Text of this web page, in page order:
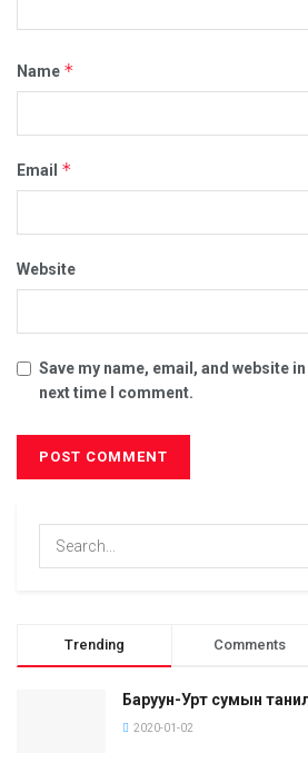
Name *
Email *
Website
Save my name, email, and website
next time I comment.
Trending Comments
Баруун-Урт сумын
2020-01-02